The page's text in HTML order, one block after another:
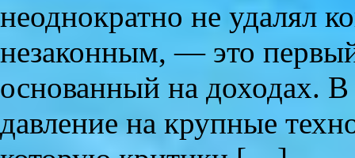
неоднократно не удалял
незаконным, — это
основанный на доходах.
давление на крупные